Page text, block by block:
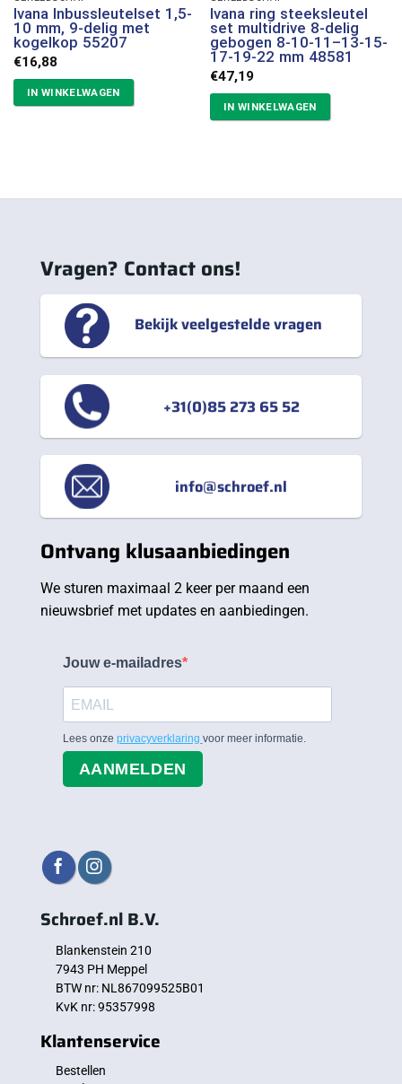
Ivana Inbussleutelset 1,5-
10 mm, 9-delig met
kogelkop 55207
€16,88
IN WINKELWAGEN
Ivana ring steeksleutel
set multidrive 8-delig
gebogen 8-10-11–13-15-
17-19-22 mm 48581
€47,19
IN WINKELWAGEN
Vragen? Contact ons!
Bekijk veelgestelde vragen
+31(0)85 273 65 52
info@schroef.nl
Ontvang klusaanbiedingen
We sturen maximaal 2 keer per maand een
nieuwsbrief met updates en aanbiedingen.
Jouw e-mailadres
Lees onze privacyverklaring voor meer informatie.
AANMELDEN
Schroef.nl B.V.
Blankenstein 210
7943 PH Meppel
BTW nr: NL867099525B01
KvK nr: 95357998
Klantenservice
Bestellen